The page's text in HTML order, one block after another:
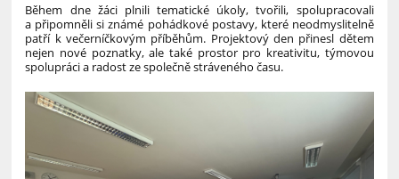
Během dne žáci plnili tematické úkoly, tvořili, spolupracovali
a připomněli si známé pohádkové postavy, které neodmyslitelně
patří k večerníčkovým příběhům. Projektový den přinesl dětem
nejen nové poznatky, ale také prostor pro kreativitu, týmovou
spolupráci a radost ze společně stráveného času.